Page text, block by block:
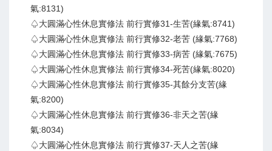
氣:8131)
♤大圓滿心性休息實修法 前行實修31-生苦(緣氣:8741)
♤大圓滿心性休息實修法 前行實修32-老苦 (緣氣:7768)
♤大圓滿心性休息實修法 前行實修33-病苦 (緣氣:7675)
♤大圓滿心性休息實修法 前行實修34-死苦(緣氣:8020)
♤大圓滿心性休息實修法 前行實修35-其餘分支苦(緣
氣:8200)
♤大圓滿心性休息實修法 前行實修36-非天之苦(緣
氣:8034)
♤大圓滿心性休息實修法 前行實修37-天人之苦(緣